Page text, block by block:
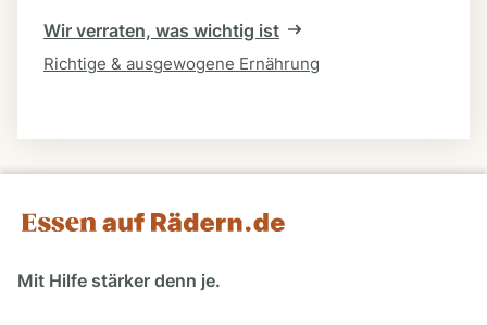
Wir verraten, was wichtig ist
Richtige & ausgewogene Ernährung
Mit Hilfe stärker denn je.